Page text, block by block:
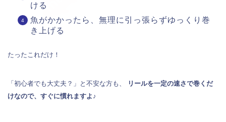
ける
魚がかかったら、無理に引っ張らずゆっくり巻
き上げる
たったこれだけ！
「初心者でも大丈夫？」と不安な方も、
リールを一定の速さで巻くだ
けなので、すぐに慣れますよ♪